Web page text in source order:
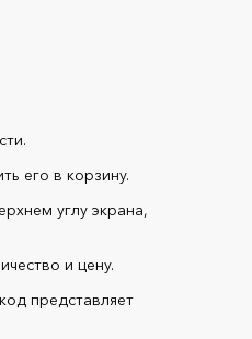
его в корзину.
углу экрана,
и цену.
представляет